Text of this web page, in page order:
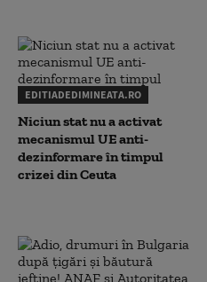
EDITIADEDIMINEATA.RO
Niciun stat nu a activat
mecanismul UE anti-
dezinformare în timpul
crizei din Ceuta